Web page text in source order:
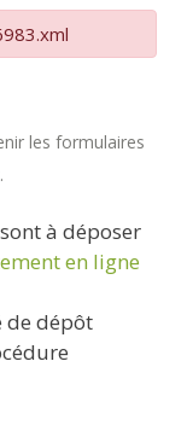
les formulaires
à déposer
en ligne
de dépôt